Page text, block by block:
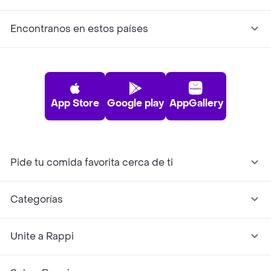
Encontranos en estos países
App Store Google play AppGallery
Pide tu comida favorita cerca de ti
Categorías
Unite a Rappi